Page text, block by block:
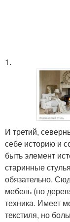
1.
И третий,
себе историю и
быть элемент
старинные
обязательно.
мебель (но
техника. Имеет
текстиля, но